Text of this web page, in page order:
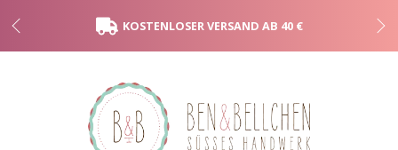
KOSTENLOSER VERSAND AB 40 €